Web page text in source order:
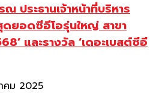
ประธานเจ้าหน้าที่บริหาร
ดยอดซีอีโอรุ่นใหญ่ สาขา
และรางวัล ‘เดอะเบสต์ซีอี
คม 2025